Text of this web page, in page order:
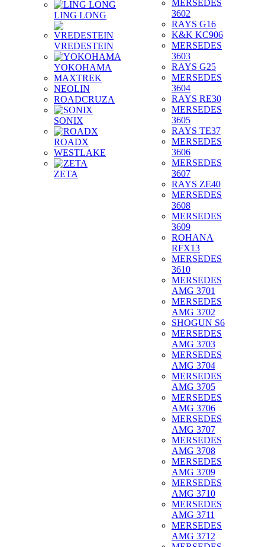
LING LONG
VREDESTEIN
YOKOHAMA
MAXTREK
NEOLIN
ROADCRUZA
SONIX
ROADX
WESTLAKE
ZETA
MERSEDES
3602
RAYS G16
K&K KC906
MERSEDES
3603
RAYS G25
MERSEDES
3604
RAYS RE30
MERSEDES
3605
RAYS TE37
MERSEDES
3606
MERSEDES
3607
RAYS ZE40
MERSEDES
3608
MERSEDES
3609
ROHANA
RFX13
MERSEDES
3610
MERSEDES
AMG 3701
MERSEDES
AMG 3702
SHOGUN S6
MERSEDES
AMG 3703
MERSEDES
AMG 3704
MERSEDES
AMG 3705
MERSEDES
AMG 3706
MERSEDES
AMG 3707
MERSEDES
AMG 3708
MERSEDES
AMG 3709
MERSEDES
AMG 3710
MERSEDES
AMG 3711
MERSEDES
AMG 3712